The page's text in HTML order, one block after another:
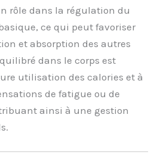
rôle dans la régulation du
ce qui peut favoriser
et absorption des autres
dans le corps est
utilisation des calories et à
de fatigue ou de
ainsi à une gestion